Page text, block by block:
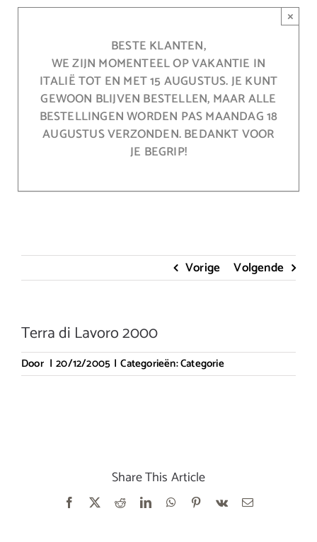
BESTE KLANTEN,
WE ZIJN MOMENTEEL OP VAKANTIE IN
ITALIË TOT EN MET 15 AUGUSTUS. JE KUNT
GEWOON BLIJVEN BESTELLEN, MAAR ALLE
BESTELLINGEN WORDEN PAS MAANDAG 18
AUGUSTUS VERZONDEN. BEDANKT VOOR
JE BEGRIP!
×
Vorige Volgende
Terra di Lavoro 2000
Door | 20/12/2005 | Categorieën:Categorie
Share This Article
Facebook RedditLinkedInWhatsApp
Pinterest
Vk
E-